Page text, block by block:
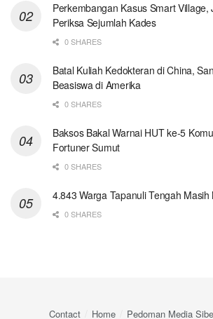
Perkembangan Kasus Smart Village,
Periksa Sejumlah Kades
0 SHARES
Batal Kuliah Kedokteran di China,
Beasiswa di Amerika
0 SHARES
Baksos Bakal Warnai HUT ke-5
Fortuner Sumut
0 SHARES
4.843 Warga Tapanuli Tengah
0 SHARES
Contact Home Pedoman Media